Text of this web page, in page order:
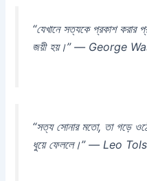
“যেখানে সত্যকে প্রকাশ করার
জয়ী হয়।” — George
“সত্য সোনার মতো, তা গড়ে
ধুয়ে ফেললে।” — Leo